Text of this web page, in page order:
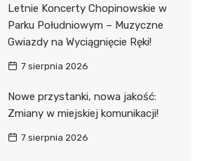
Letnie Koncerty Chopinowskie w
Parku Południowym – Muzyczne
Gwiazdy na Wyciągnięcie Ręki!
7 sierpnia 2026
Nowe przystanki, nowa jakość:
Zmiany w miejskiej komunikacji!
7 sierpnia 2026